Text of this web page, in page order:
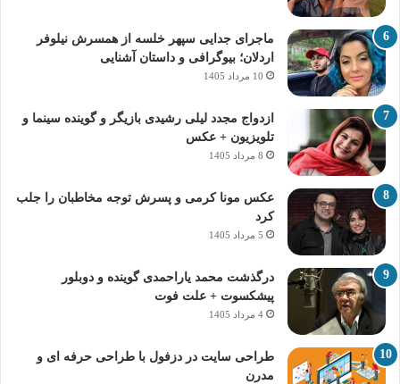
ماجرای جدایی سپهر خلسه از همسرش نیلوفر
اردلان؛ بیوگرافی و داستان آشنایی
10 مرداد 1405
ازدواج مجدد لیلی رشیدی بازیگر و گوینده سینما و
تلویزیون + عکس
8 مرداد 1405
عکس مونا کرمی و پسرش توجه مخاطبان را جلب
کرد
5 مرداد 1405
درگذشت محمد یاراحمدی گوینده و دوبلور
پیشکسوت + علت فوت
4 مرداد 1405
طراحی سایت در دزفول با طراحی حرفه‌ ای و
مدرن